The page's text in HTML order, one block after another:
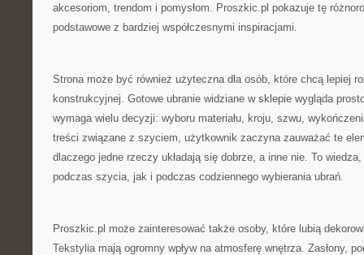
akcesoriom, trendom i pomysłom. Proszkic.pl pokazuje tę
podstawowe z bardziej współczesnymi inspiracjami.
Strona może być również użyteczna dla osób, które chcą lepiej
konstrukcyjnej. Gotowe ubranie widziane w sklepie wygląda
wymaga wielu decyzji: wyboru materiału, kroju, szwu,
treści związane z szyciem, użytkownik zaczyna zauważać te
dlaczego jedne rzeczy układają się dobrze, a inne nie. To
podczas szycia, jak i podczas codziennego wybierania ubrań.
Proszkic.pl może zainteresować także osoby, które lubią
Tekstylia mają ogromny wpływ na atmosferę wnętrza. Zasłony,